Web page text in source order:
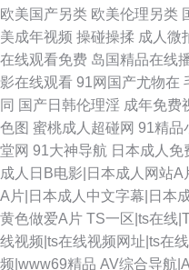
欧美国产另类 欧美伦理另类
美成年视频 操碰操揉 成人微
在线观看免费 岛国精品在线
影在线观看 91网国产尤物在
同 国产日韩伦理淫 成年免费
色图 蜜桃成人超碰网 91精品
堂网 91大神导航 日本成人
成人日B电影|日本成人网站
A片|日本成人中文字幕|日本
黄色做爱A片 TS一区|ts在线
线视频|ts在线视频网址|ts在
频|www69精品 AV综合导航